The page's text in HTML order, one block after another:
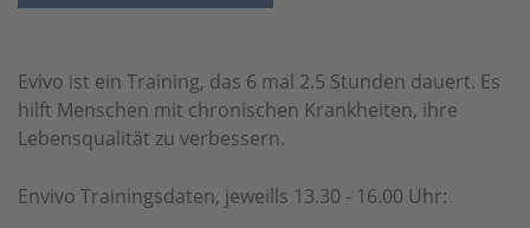
Evivo ist ein Training, das 6 mal 2.5 Stunden dauert. Es
hilft Menschen mit chronischen Krankheiten, ihre
Lebensqualität zu verbessern.
Envivo Trainingsdaten, jeweills 13.30 - 16.00 Uhr: